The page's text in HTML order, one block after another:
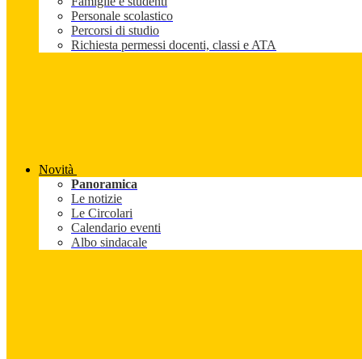
Personale scolastico
Percorsi di studio
Richiesta permessi docenti, classi e ATA
Novità
Panoramica
Le notizie
Le Circolari
Calendario eventi
Albo sindacale